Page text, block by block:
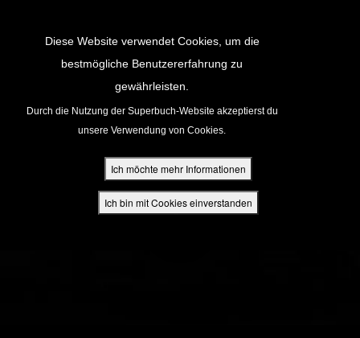
Diese Website verwendet Cookies, um die
bestmögliche Benutzererfahrung zu
gewährleisten.
Durch die Nutzung der Superbuch-Website akzeptierst du
unsere Verwendung von Cookies.
Ich möchte mehr Informationen
Ich bin mit Cookies einverstanden